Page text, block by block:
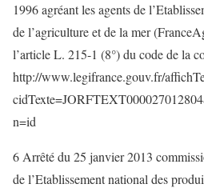
1996 agréant les agents de
de l’agriculture et de la mer
l’article L. 215-1 (8°) du code de la
http://www.legifrance.gouv.fr/
n=id
6 Arrêté du 25 janvier 2013
de l’Etablissement national des